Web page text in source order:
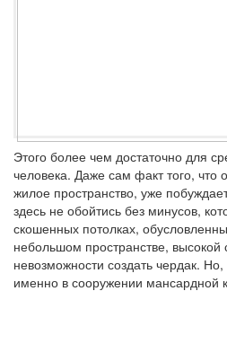
Этого более чем достаточно для
человека. Даже сам факт того, что
жилое пространство, уже
здесь не обойтись без минусов,
скошенных потолках,
небольшом пространстве, высокой
невозможности создать чердак.
именно в сооружении мансардной